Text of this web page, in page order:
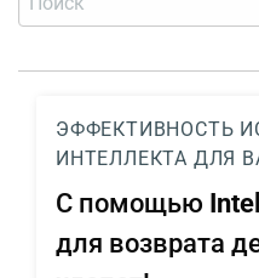
ЭФФЕКТИВНОСТЬ
ИНТЕЛЛЕКТА ДЛЯ
С помощью
для возврата